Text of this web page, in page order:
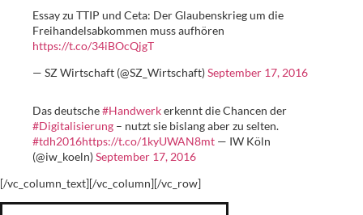
Essay zu TTIP und Ceta: Der Glaubenskrieg um die
Freihandelsabkommen muss aufhören
https://t.co/34iBOcQjgT
— SZ Wirtschaft (@SZ_Wirtschaft)September 17, 2016
Das deutsche#Handwerkerkennt die Chancen der
#Digitalisierung – nutzt sie bislang aber zu selten.
#tdh2016https://t.co/1kyUWAN8mt — IW Köln
(@iw_koeln)September 17, 2016
[/vc_column_text][/vc_column][/vc_row]